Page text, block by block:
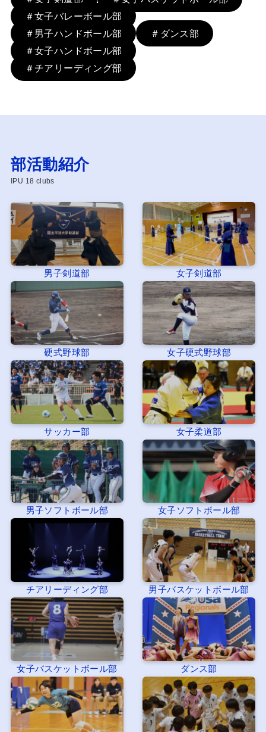
＃女子バレーボール部
＃男子ハンドボール部
＃ダンス部
＃女子ハンドボール部
＃チアリーディング部
部活動紹介
IPU 18 clubs
男子剣道部 女子剣道部
硬式野球部 女子硬式野球部
サッカー部 女子柔道部
男子ソフトボール部 女子ソフトボール部
チアリーディング部 男子バスケットボール部
女子バスケットボール部 ダンス部